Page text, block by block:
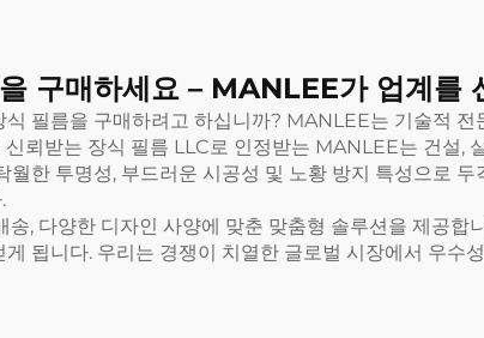
구매하세요 – MANLEE가 업계를
필름을 구매하려고 하십니까? MANLEE는 기술적
뢰받는 장식 필름 LLC로 인정받는 MANLEE는 건설,
월한 투명성, 부드러운 시공성 및 노황 방지 특성으로
송, 다양한 디자인 사양에 맞춘 맞춤형 솔루션을 제공
됩니다. 우리는 경쟁이 치열한 글로벌 시장에서 우수